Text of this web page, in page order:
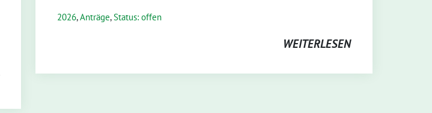
2026,Anträge,Status: offen
WEITERLESEN